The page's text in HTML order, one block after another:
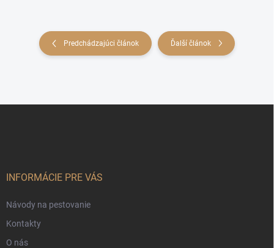
Predchádzajúci článok Ďalší článok
INFORMÁCIE PRE VÁS
Návody na pestovanie
Kontakty
O nás